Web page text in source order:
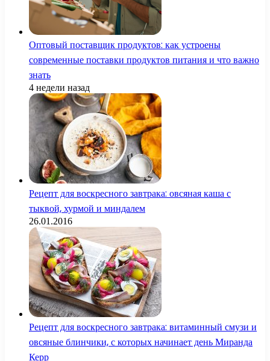
Оптовый поставщик продуктов: как устроены
современные поставки продуктов питания и что важно
знать
4 недели назад
Рецепт для воскресного завтрака: овсяная каша с
тыквой, хурмой и миндалем
26.01.2016
Рецепт для воскресного завтрака: витаминный смузи и
овсяные блинчики, с которых начинает день Миранда
Керр